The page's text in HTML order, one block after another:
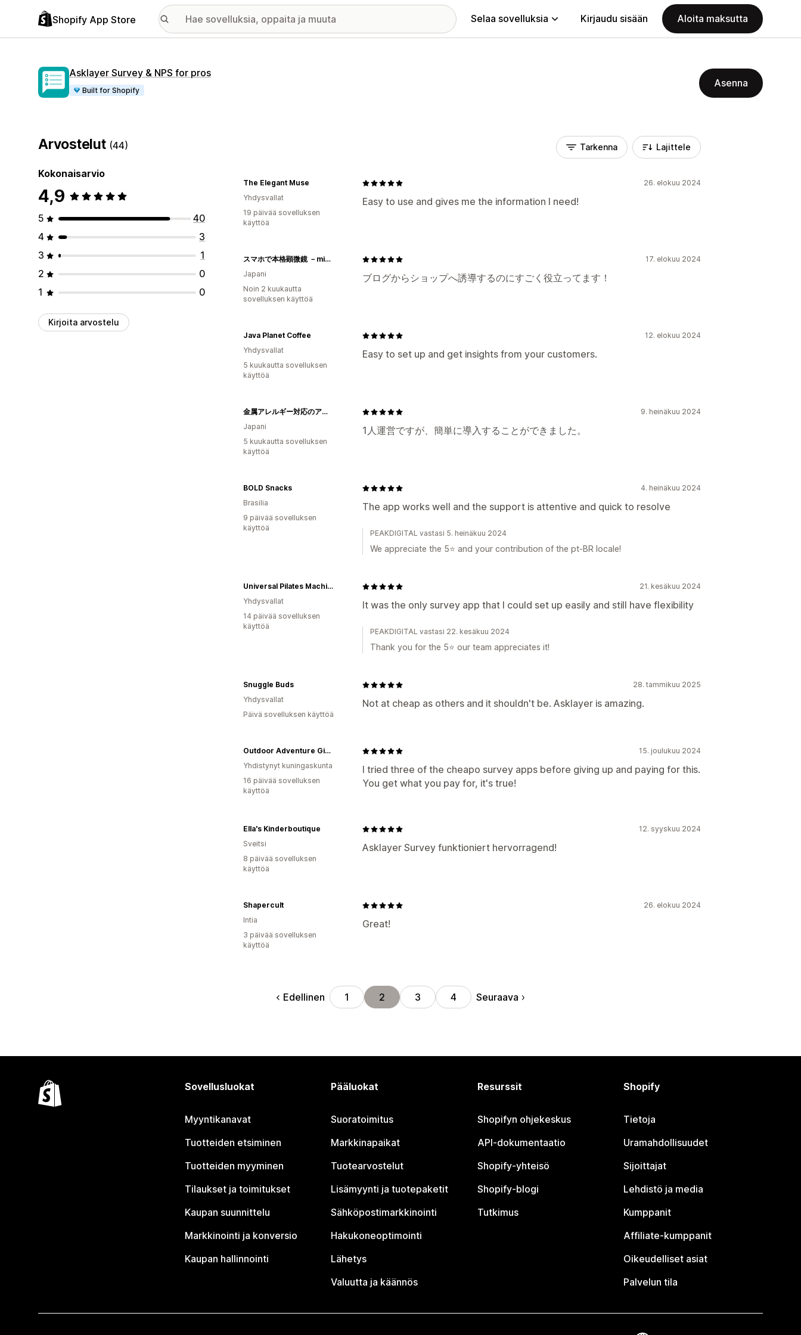
Shopify App Store Selaa sovelluksia Kirjaudu sisään Aloita maksutta
Asklayer Survey & NPS for pros
Built for Shopify
Asenna
Arvostelut (44)
Kokonaisarvio
4,9
5
40
4
3
3
1
2
0
1
0
Kirjoita arvostelu
Tarkenna Lajittele
26. elokuu 2024
Easy to use and gives me the information I need!
The Elegant Muse
Yhdysvallat
19 päivää sovelluksen
käyttöä
17. elokuu 2024
ブログからショップへ誘導するのにすごく役立ってます！
スマホで本格顕微鏡 －microHunter－
Japani
Noin 2 kuukautta
sovelluksen käyttöä
12. elokuu 2024
Easy to set up and get insights from your customers.
Java Planet Coffee
Yhdysvallat
5 kuukautta sovelluksen
käyttöä
9. heinäkuu 2024
1人運営ですが、簡単に導入することができました。
金属アレルギー対応のアクセサリーブランド【Rolo】
Japani
5 kuukautta sovelluksen
käyttöä
4. heinäkuu 2024
The app works well and the support is attentive and quick to resolve
BOLD Snacks
Brasilia
9 päivää sovelluksen
käyttöä
PEAKDIGITAL vastasi 5. heinäkuu 2024
We appreciate the 5⭐️ and your contribution of the pt-BR locale!
21. kesäkuu 2024
It was the only survey app that I could set up easily and still have flexibility
Universal Pilates Machine LLC
Yhdysvallat
14 päivää sovelluksen
käyttöä
PEAKDIGITAL vastasi 22. kesäkuu 2024
Thank you for the 5⭐️ our team appreciates it!
28. tammikuu 2025
Not at cheap as others and it shouldn't be. Asklayer is amazing.
Snuggle Buds
Yhdysvallat
Päivä sovelluksen käyttöä
15. joulukuu 2024
I tried three of the cheapo survey apps before giving up and paying for this.
You get what you pay for, it's true!
Outdoor Adventure Girls
Yhdistynyt kuningaskunta
16 päivää sovelluksen
käyttöä
12. syyskuu 2024
Asklayer Survey funktioniert hervorragend!
Ella's Kinderboutique
Sveitsi
8 päivää sovelluksen
käyttöä
26. elokuu 2024
Great!
Shapercult
Intia
3 päivää sovelluksen
käyttöä
Edellinen 1 2 3 4 Seuraava
Sovellusluokat
Myyntikanavat
Tuotteiden etsiminen
Tuotteiden myyminen
Tilaukset ja toimitukset
Kaupan suunnittelu
Markkinointi ja konversio
Kaupan hallinnointi
Pääluokat
Suoratoimitus
Markkinapaikat
Tuotearvostelut
Lisämyynti ja tuotepaketit
Sähköpostimarkkinointi
Hakukoneoptimointi
Lähetys
Valuutta ja käännös
Resurssit
Shopifyn ohjekeskus
API-dokumentaatio
Shopify-yhteisö
Shopify-blogi
Tutkimus
Shopify
Tietoja
Uramahdollisuudet
Sijoittajat
Lehdistö ja media
Kumppanit
Affiliate-kumppanit
Oikeudelliset asiat
Palvelun tila